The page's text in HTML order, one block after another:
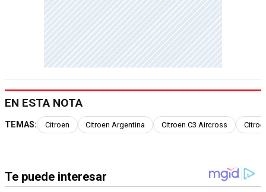
EN ESTA NOTA
TEMAS: Citroen Citroen Argentina Citroen C3 Aircross